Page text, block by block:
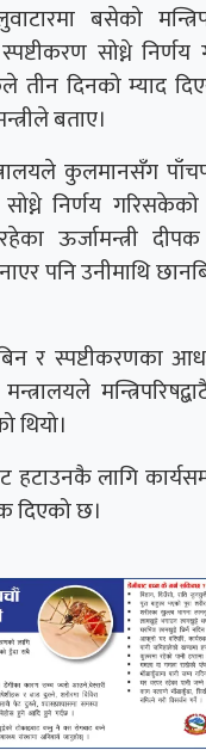
बसेको
सोध्ने
तीन दिनको म्याद
बताए।
कुलमानसँग
निर्णय
ऊर्जामन्त्री
पनि उनीमाथि
र स्पष्टीकरणका
थियो।
हटाउनकै लागि
दिएको छ।